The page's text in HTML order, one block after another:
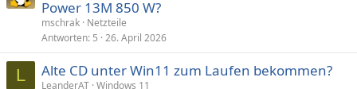
Power 13M 850 W?
mschrak Netzteile
Antworten 5 26. April 2026
L Alte CD unter Win11 zum Laufen bekommen?
LeanderAT Windows 11